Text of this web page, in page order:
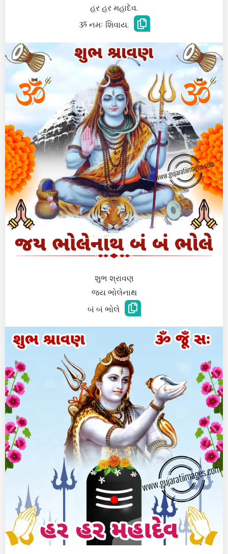
હર હર મહાદેવ.
ૐ નમઃ શિવાય.
શુભ શ્રાવણ
જય ભોલેનાથ
બં બં ભોલે